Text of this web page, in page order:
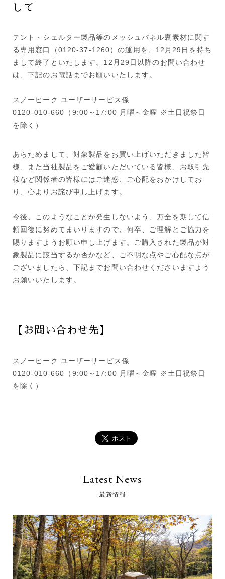
して
テント・シェルター製品等のメッシュパネル裏素材に関す
る専用窓口（0120-37-1260）の運用を、12月29日を持ち
まして終了といたします。12月29日以降のお問い合わせ
は、下記のお電話までお願いいたします。
スノーピーク ユーザーサービス係
0120-010-660（9:00～17:00 月曜～金曜 ※土日祝祭日
を除く）
あらためまして、対象製品をお買い上げいただきました皆
様、また当社製品をご愛顧いただいている皆様、お取引先
様など関係者の皆様にはご迷惑、ご心配をおかけしてお
り、心よりお詫び申し上げます。
今後、このようなことが発生しないよう、万全を期して信
頼回復に努めてまいりますので、何卒、ご理解とご協力を
賜りますようお願い申し上げます。ご購入された製品が対
象製品に該当するか否かなど、ご不明な点やご心配な点が
ございましたら、下記までお問い合わせくださいますよう
お願いいたします。
【お問い合わせ先】
スノーピーク ユーザーサービス係
0120-010-660（9:00～17:00 月曜～金曜 ※土日祝祭日
を除く）
Latest News
最新情報